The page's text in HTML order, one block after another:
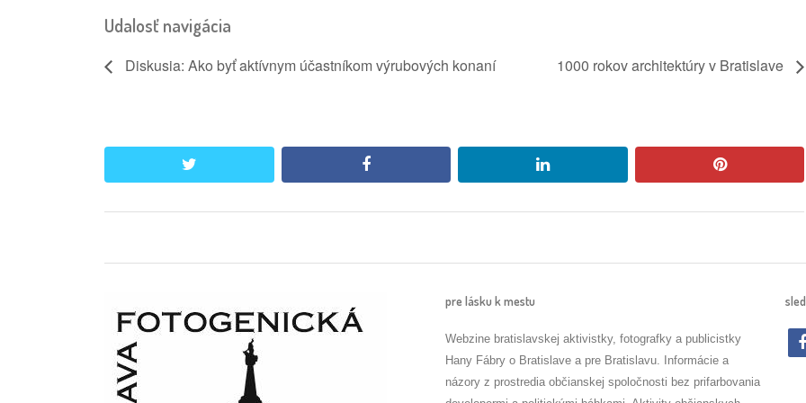
Udalosť navigácia
Diskusia: Ako byť aktívnym účastníkom výrubových konaní 1000 rokov architektúry v Bratislave
twitter facebook linkedin pinterest
pre lásku k mestu
Webzine bratislavskej aktivistky, fotografky a publicistky
Hany Fábry o Bratislave a pre Bratislavu. Informácie a
názory z prostredia občianskej spoločnosti bez prifarbovania